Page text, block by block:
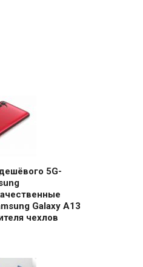
5G-
Galaxy A13
чехлов